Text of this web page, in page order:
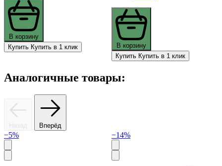
В корзину
Купить Купить в 1 клик
В корзину
Купить Купить в 1 клик
Аналогичные товары:
Назад Вперёд
−5% −14%